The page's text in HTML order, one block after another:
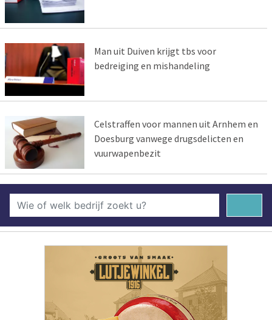
Man uit Duiven krijgt tbs voor
bedreiging en mishandeling
Celstraffen voor mannen uit Arnhem en
Doesburg vanwege drugsdelicten en
vuurwapenbezit